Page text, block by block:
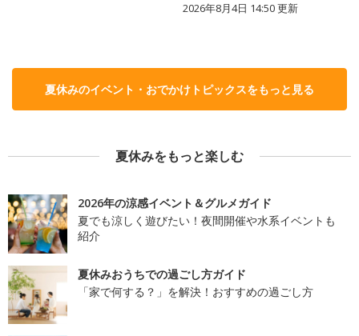
2026年8月4日 14:50更新
夏休みのイベント・おでかけトピックスをもっと見る
夏休みをもっと楽しむ
2026年の涼感イベント＆グルメガイド
夏でも涼しく遊びたい！夜間開催や水系イベントも
紹介
夏休みおうちでの過ごし方ガイド
「家で何する？」を解決！おすすめの過ごし方